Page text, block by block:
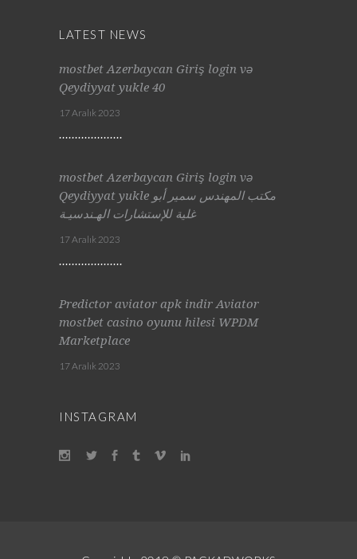
LATEST NEWS
mostbet Azerbaycan Giriş login və
Qeydiyyat yukle 40
17 Aralık 2023
mostbet Azerbaycan Giriş login və
Qeydiyyat yukle مكتب المهندس سمير أبو
غلية للإستشارات الهـندسيـة
17 Aralık 2023
Predictor aviator apk indir Aviator
mostbet casino oyunu hilesi WPDM
Marketplace
17 Aralık 2023
INSTAGRAM